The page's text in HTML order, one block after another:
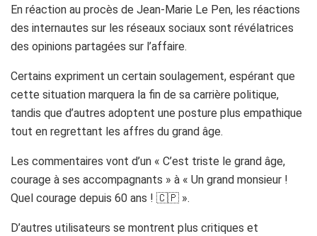
En réaction au procès de Jean-Marie Le Pen, les réactions
des internautes sur les réseaux sociaux sont révélatrices
des opinions partagées sur l’affaire.
Certains expriment un certain soulagement, espérant que
cette situation marquera la fin de sa carrière politique,
tandis que d’autres adoptent une posture plus empathique
tout en regrettant les affres du grand âge.
Les commentaires vont d’un « C’est triste le grand âge,
courage à ses accompagnants » à « Un grand monsieur !
Quel courage depuis 60 ans ! 🇨🇵 ».
D’autres utilisateurs se montrent plus critiques et